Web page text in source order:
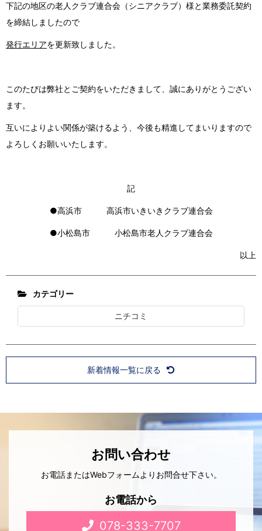
下記の地区の老人クラブ連合会（シニアクラブ）様と業務委託契約
を締結しましたので
発行エリアを更新致しました。
このたびは弊社とご契約をいただきまして、誠にありがとうござい
ます。
互いによりよい関係が築けるよう、今後も精進してまいりますので
よろしくお願いいたします。
記
●高浜市 高浜市いきいきクラブ連合会
●小松島市 小松島市老人クラブ連合会
以上
カテゴリー
ニチコミ
新着情報一覧に戻る
お問い合わせ
お電話またはWebフォームよりお問合せ下さい。
お電話から
078-333-7707